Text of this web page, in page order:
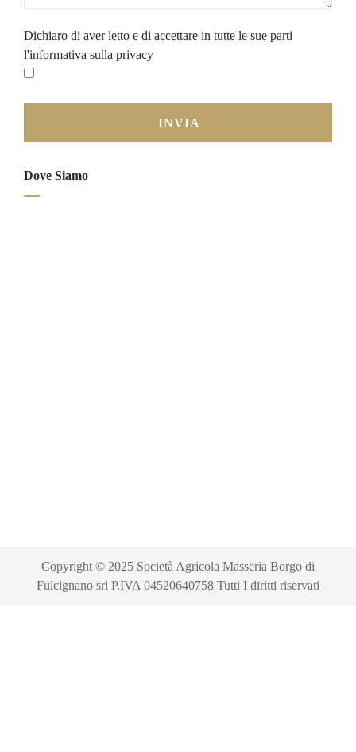
Dichiaro di aver letto e di accettare in tutte le sue parti
l'informativa sulla privacy
Dove Siamo
Copyright © 2025 Società Agricola Masseria Borgo di
Fulcignano srl P.IVA 04520640758 Tutti I diritti riservati